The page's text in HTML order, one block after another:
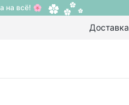
на всё! 🌸
Доставка